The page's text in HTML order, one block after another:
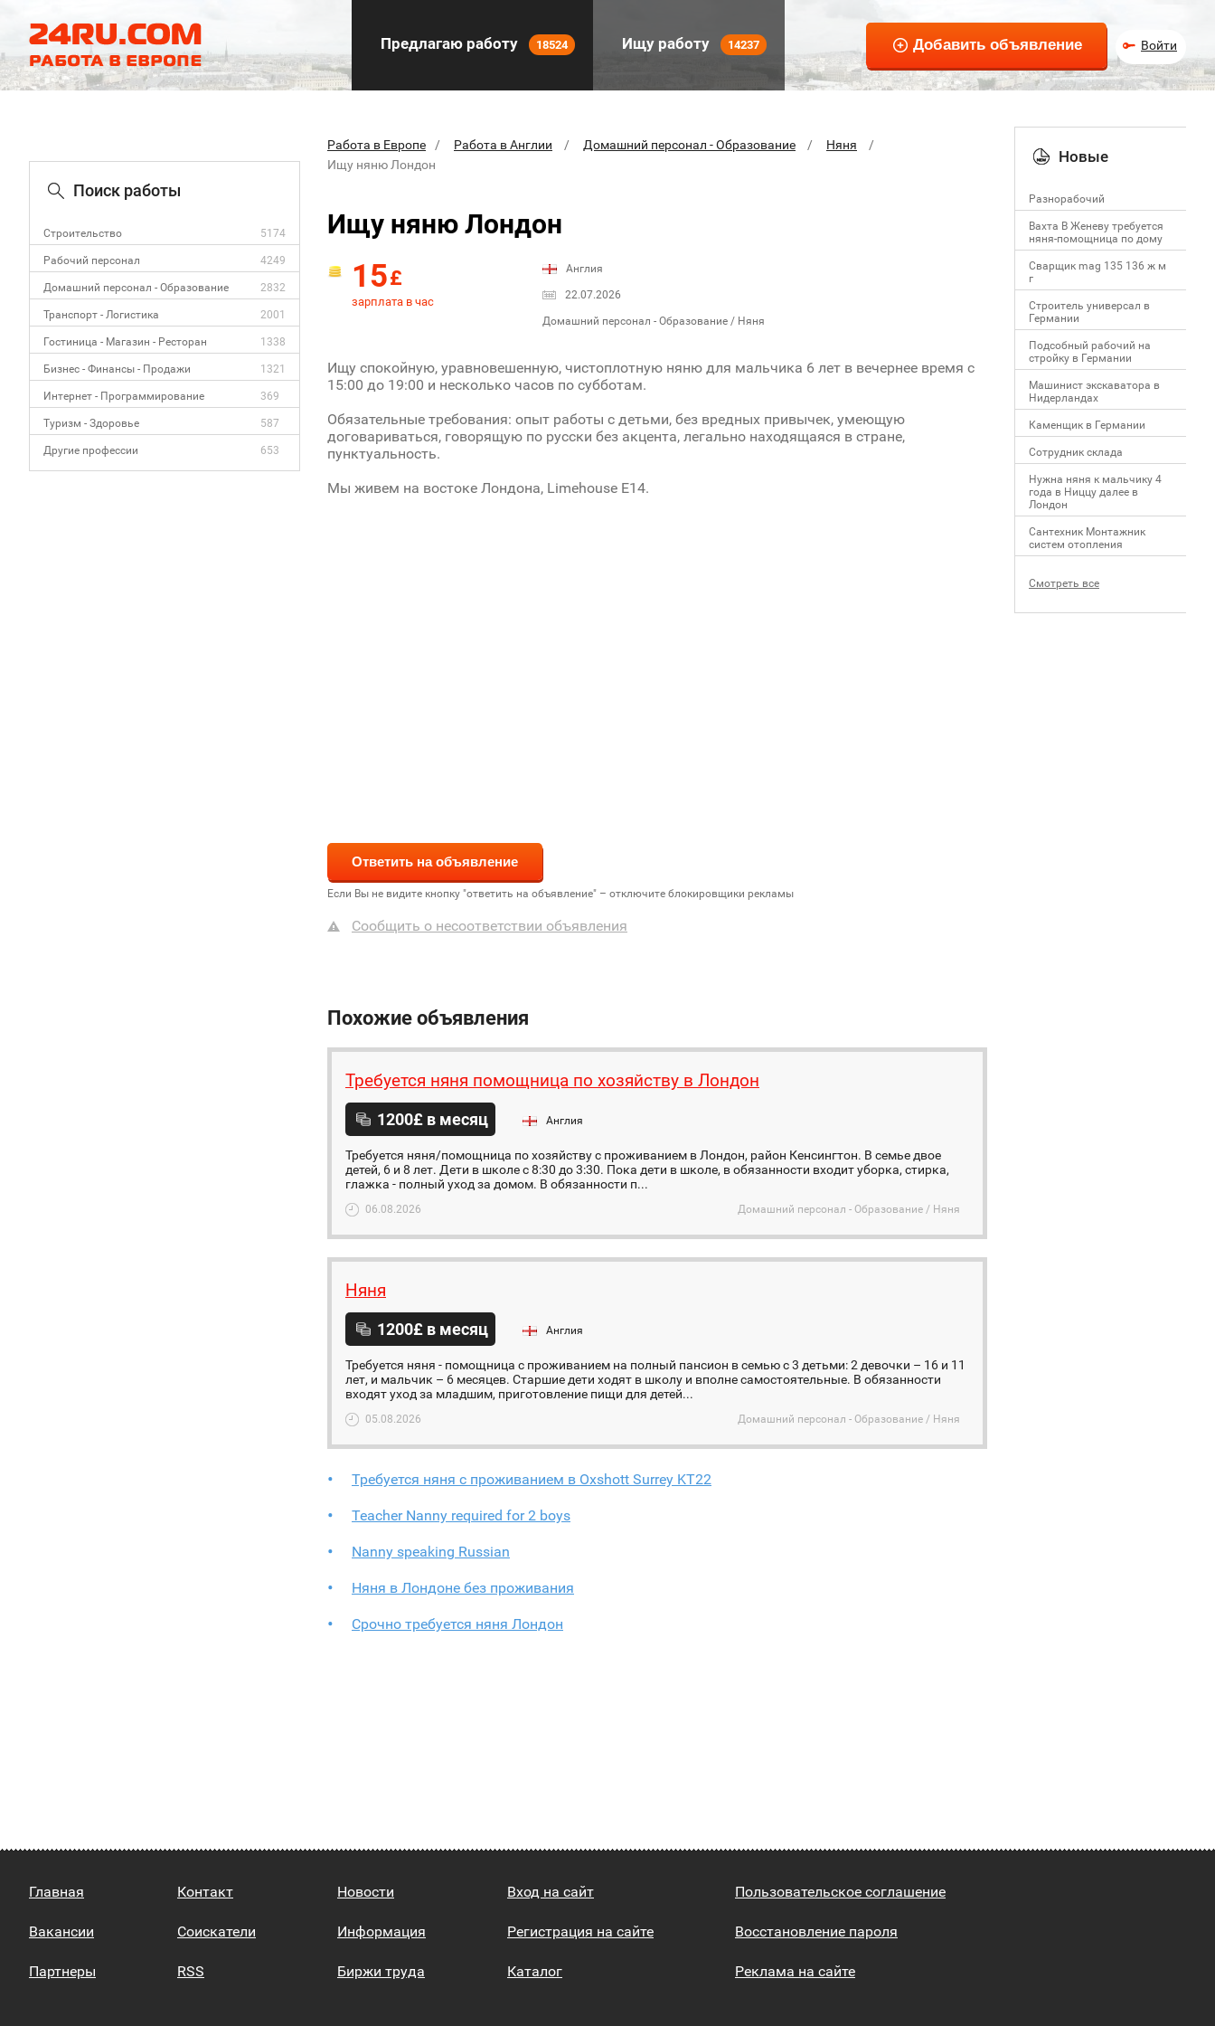
Предлагаю работу 18524 Ищу работу 14237 Войти
Поиск работы
Строительство 5174
Рабочий персонал 4249
Домашний персонал - Образование 2832
Транспорт - Логистика 2001
Гостиница - Магазин - Ресторан 1338
Бизнес - Финансы - Продажи 1321
Интернет - Программирование 369
Туризм - Здоровье 587
Другие профессии 653
Работа в Европе Работа в Англии Домашний персонал - Образование
Няня
Ищу няню Лондон
Ищу няню Лондон
15£
зарплата в час
Англия
22.07.2026
Домашний персонал - Образование / Няня
Ищу спокойную, уравновешенную, чистоплотную няню для мальчика 6 лет в вечернее время с
15:00 до 19:00 и несколько часов по субботам.
Обязательные требования: опыт работы с детьми, без вредных привычек, умеющую
договариваться, говорящую по русски без акцента, легально находящаяся в стране,
пунктуальность.
Мы живем на востоке Лондона, Limehouse E14.
Если Вы не видите кнопку "ответить на объявление" – отключите блокировщики рекламы
Сообщить о несоответствии объявления
Похожие объявления
Требуется няня помощница по хозяйству в Лондон
1200£ в месяц Англия
Требуется няня/помощница по хозяйству с проживанием в Лондон, район Кенсингтон. В семье двое
детей, 6 и 8 лет. Дети в школе с 8:30 до 3:30. Пока дети в школе, в обязанности входит уборка, стирка,
глажка - полный уход за домом. В обязанности п...
06.08.2026 Домашний персонал - Образование / Няня
Няня
1200£ в месяц Англия
Требуется няня - помощница с проживанием на полный пансион в семью с 3 детьми: 2 девочки – 16 и 11
лет, и мальчик – 6 месяцев. Старшие дети ходят в школу и вполне самостоятельные. В обязанности
входят уход за младшим, приготовление пищи для детей...
05.08.2026 Домашний персонал - Образование / Няня
Требуется няня с проживанием в Oxshott Surrey KT22
Teacher Nanny required for 2 boys
Nanny speaking Russian
Няня в Лондоне без проживания
Срочно требуется няня Лондон
Новые
Разнорабочий
Вахта В Женеву требуется
няня-помощница по дому
Сварщик mag 135 136 ж м
г
Строитель универсал в
Германии
Подсобный рабочий на
стройку в Германии
Машинист экскаватора в
Нидерландах
Каменщик в Германии
Сотрудник склада
Нужна няня к мальчику 4
года в Ниццу далее в
Лондон
Сантехник Монтажник
систем отопления
Смотреть все
Главная
Вакансии
Партнеры
Контакт
Соискатели
RSS
Новости
Информация
Биржи труда
Вход на сайт
Регистрация на сайте
Каталог
Пользовательское соглашение
Восстановление пароля
Реклама на сайте